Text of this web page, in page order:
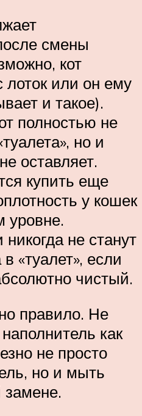
смены
кот
лоток или он ему
и такое).
полностью не
но и
оставляет.
купить еще
у кошек
уровне.
не станут
«туалет», если
чистый.
правило. Не
как
не просто
но и мыть
замене.